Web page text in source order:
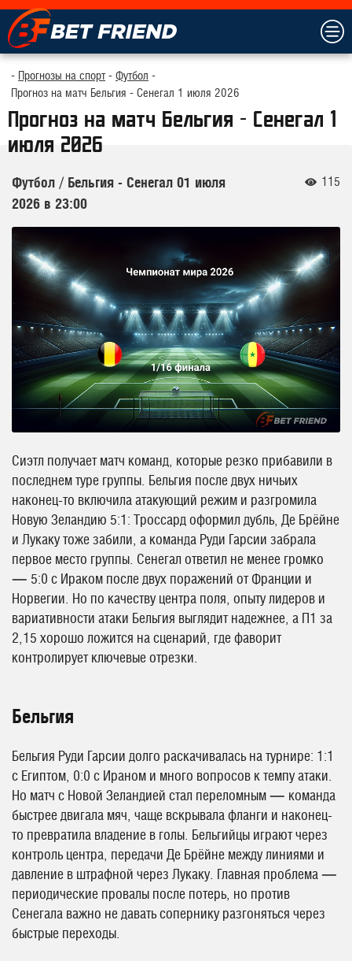
Прогнозы на спорт
Футбол
Прогноз на матч Бельгия - Сенегал 1 июля 2026
Прогноз на матч Бельгия - Сенегал 1
июля 2026
Футбол / Бельгия - Сенегал 01 июля
2026 в 23:00
115
Сиэтл получает матч команд, которые резко прибавили в
последнем туре группы. Бельгия после двух ничьих
наконец-то включила атакующий режим и разгромила
Новую Зеландию 5:1: Троссард оформил дубль, Де Брёйне
и Лукаку тоже забили, а команда Руди Гарсии забрала
первое место группы. Сенегал ответил не менее громко
— 5:0 с Ираком после двух поражений от Франции и
Норвегии. Но по качеству центра поля, опыту лидеров и
вариативности атаки Бельгия выглядит надежнее, а П1 за
2,15 хорошо ложится на сценарий, где фаворит
контролирует ключевые отрезки.
Бельгия
Бельгия Руди Гарсии долго раскачивалась на турнире: 1:1
с Египтом, 0:0 с Ираном и много вопросов к темпу атаки.
Но матч с Новой Зеландией стал переломным — команда
быстрее двигала мяч, чаще вскрывала фланги и наконец-
то превратила владение в голы. Бельгийцы играют через
контроль центра, передачи Де Брёйне между линиями и
давление в штрафной через Лукаку. Главная проблема —
периодические провалы после потерь, но против
Сенегала важно не давать сопернику разгоняться через
быстрые переходы.